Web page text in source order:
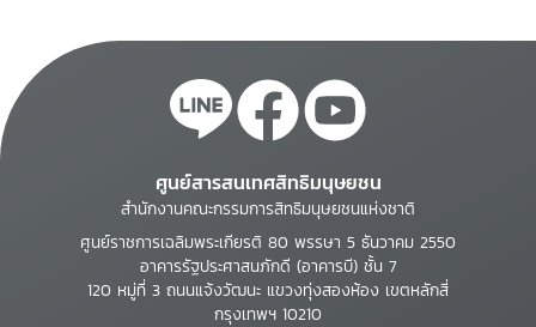
ศูนย์สารสนเทศสิทธิมนุษยชน
สำนักงานคณะกรรมการสิทธิมนุษยชนแห่งชาติ
ศูนย์ราชการเฉลิมพระเกียรติ 80 พรรษา 5 ธันวาคม 2550
อาคารรัฐประศาสนภักดี (อาคารบี) ชั้น 7
120 หมู่ที่ 3 ถนนแจ้งวัฒนะ แขวงทุ่งสองห้อง เขตหลักสี่
กรุงเทพฯ 10210